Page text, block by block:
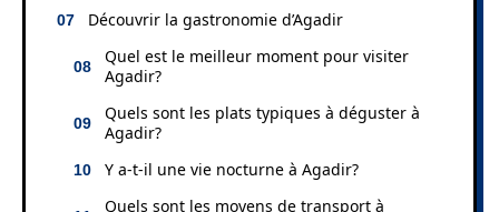
Découvrir la gastronomie d’Agadir
Quel est le meilleur moment pour visiter
Agadir?
Quels sont les plats typiques à déguster à
Agadir?
Y a-t-il une vie nocturne à Agadir?
Quels sont les moyens de transport à